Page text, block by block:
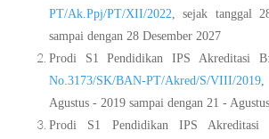
PT/Ak.Ppj/PT/XII/2022 , sejak tanggal
sampai dengan 28 Desember 2027
Prodi S1 Pendidikan IPS Akreditasi
No.3173/SK/BAN-PT/Akred/S/VIII/2019
Agustus - 2019 sampai dengan 21 -
Prodi S1 Pendidikan IPS Akreditasi